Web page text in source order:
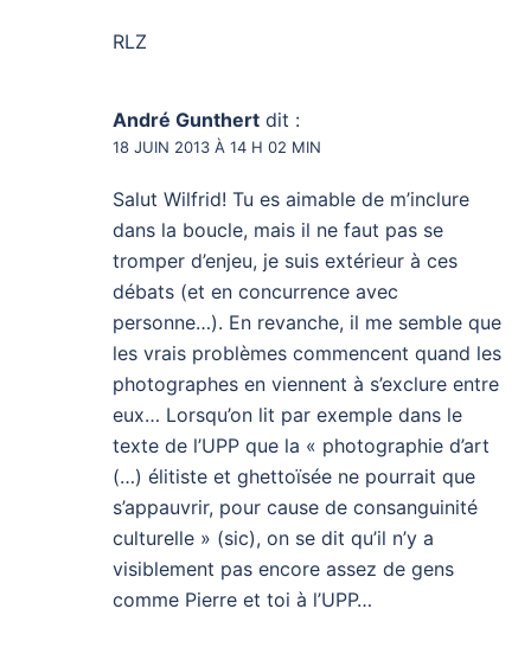
RLZ
André Gunthert dit :
18 JUIN 2013 À 14 H 02 MIN
Salut Wilfrid! Tu es aimable de m’inclure
dans la boucle, mais il ne faut pas se
tromper d’enjeu, je suis extérieur à ces
débats (et en concurrence avec
personne…). En revanche, il me semble que
les vrais problèmes commencent quand les
photographes en viennent à s’exclure entre
eux… Lorsqu’on lit par exemple dans le
texte de l’UPP que la « photographie d’art
(…) élitiste et ghettoïsée ne pourrait que
s’appauvrir, pour cause de consanguinité
culturelle » (sic), on se dit qu’il n’y a
visiblement pas encore assez de gens
comme Pierre et toi à l’UPP…